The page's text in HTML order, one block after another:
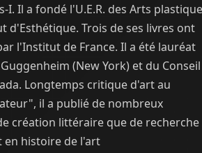
I. Il a fondé l'U.E.R. des Arts
d'Esthétique. Trois de ses livres ont
l'Institut de France. Il a été lauréat
(New York) et du Conseil
Longtemps critique d'art au
il a publié de nombreux
création littéraire que de recherche
en histoire de l'art